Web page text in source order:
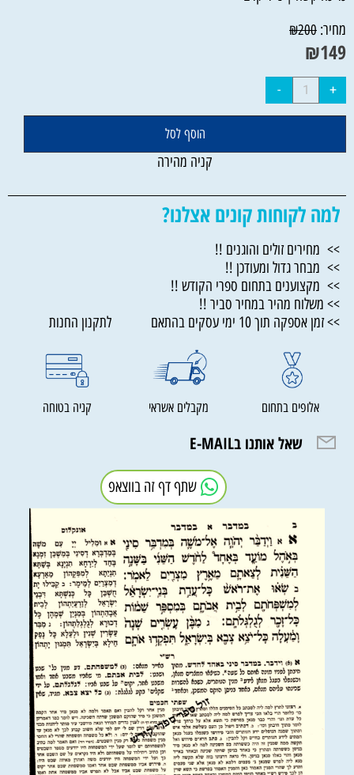
מחיר:
₪200
₪149
הוסף לסל
קניה מהירה
למה לקוחות קונים אצלנו?
>> מחירים זולים והוגנים !!
>> מבחר גדול ומעודכן !!
>> מקצוענים בתחום ספרי הקודש !!
>> משלוח מהיר במחיר סביר !!
>> זמן אספקה תוך 10 ימי עסקים בהתאם לתקנון החנות
אלופים בתחום מקבלים אשראי קניה בטוחה
שאל אותנו בE-MAIL
שתף דף זה בווצאפ